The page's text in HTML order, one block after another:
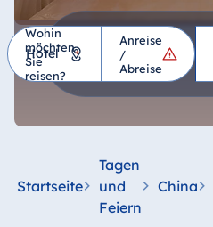
Wohin
möchten
Sie
reisen?
*
Hotel
Homburg
Hotel Bad
Anreise
/
Abreise
Startseite
Tagen
und
Feiern
China